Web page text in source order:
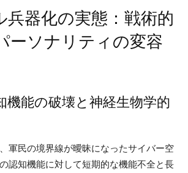
兵器化の実態：戦術的
ーソナリティの変容
機能の破壊と神経生物学的
軍民の境界線が曖昧になったサイバー空
認知機能に対して短期的な機能不全と長